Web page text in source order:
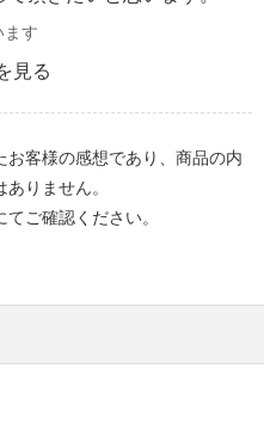
ます
見る
お客様の感想であり、商品の内
りません。
ご確認ください。